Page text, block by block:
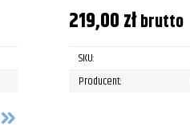
219,00złbrutto
SKU:
Producent: